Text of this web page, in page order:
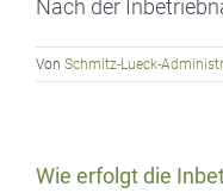
Nach der
Von Schmitz-Lueck-
Wie erfolgt die